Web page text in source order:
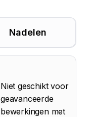
Nadelen
Niet geschikt voor
geavanceerde
bewerkingen met